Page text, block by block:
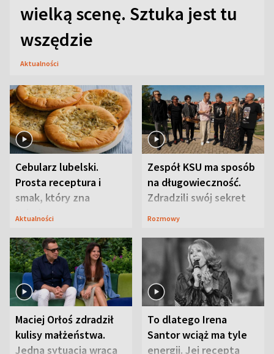
wielką scenę. Sztuka jest tu
wszędzie
Aktualności
Cebularz lubelski.
Prosta receptura i
smak, który zna
Lubelszczyzna
Aktualności
Zespół KSU ma sposób
na długowieczność.
Zdradzili swój sekret
Rozmowy
Maciej Orłoś zdradził
kulisy małżeństwa.
Jedna sytuacja wraca
To dlatego Irena
Santor wciąż ma tyle
energii. Jej recepta